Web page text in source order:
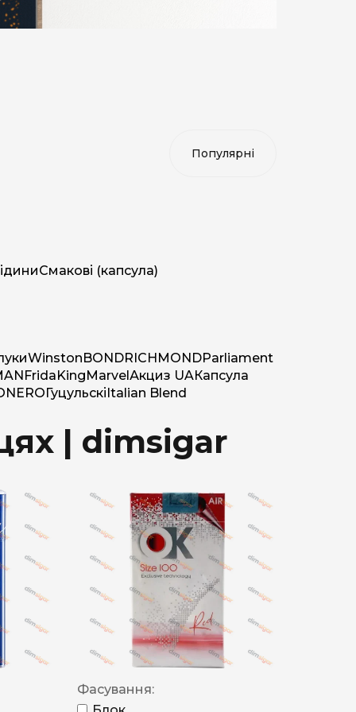
Смакові (капсула)
WinstonBONDRICHMONDParliament
FridaKingMarvelАкциз UAКапсула
NEROГуцульскіItalian Blend
| dimsigar
Фасування: